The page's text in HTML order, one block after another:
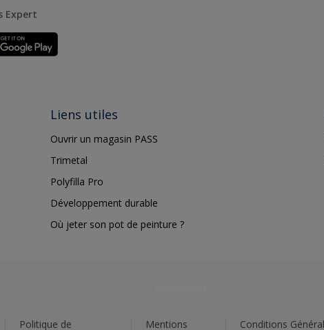
Expert
Liens utiles
Ouvrir un magasin PASS
Trimetal
Polyfilla Pro
Développement durable
Où jeter son pot de peinture ?
Politique de Mentions Conditions